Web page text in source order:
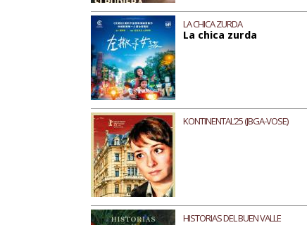
LA CHICA ZURDA
La chica zurda
KONTINENTAL’25 (JBGA-VOSE)
HISTORIAS DEL BUEN VALLE